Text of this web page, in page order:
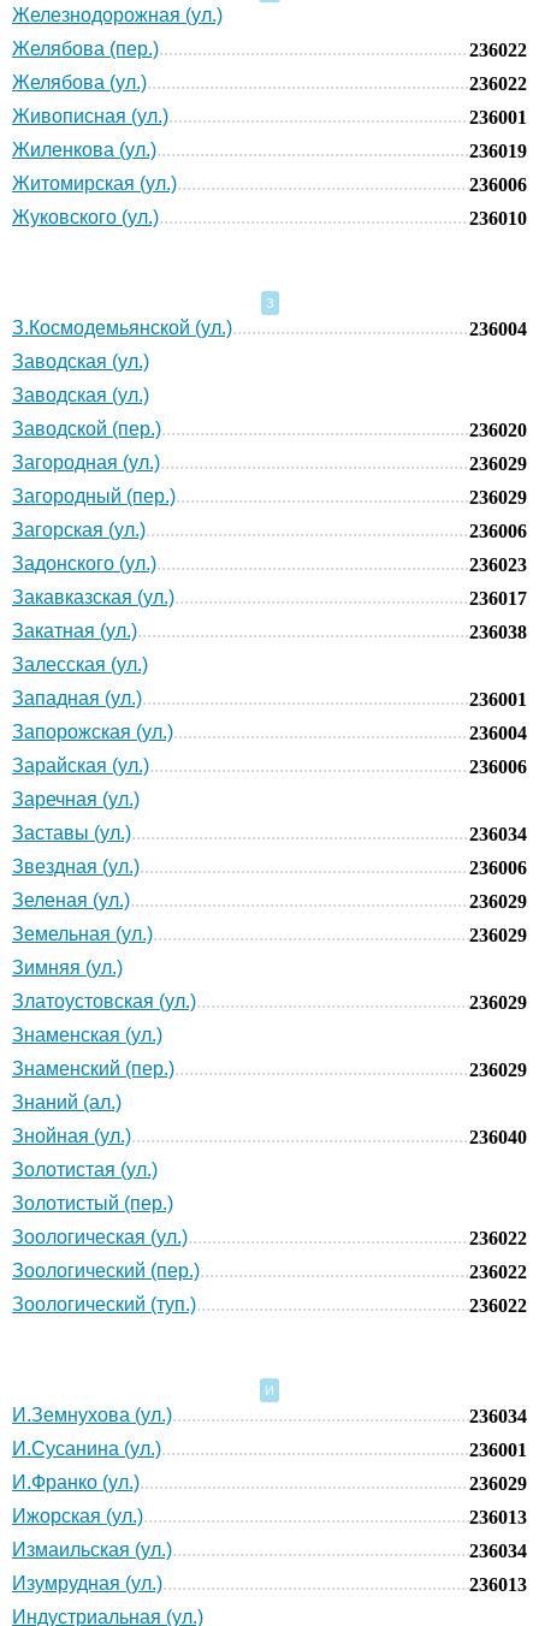
Железнодорожная (ул.)
Желябова (пер.)
236022
Желябова (ул.)
236022
Живописная (ул.)
236001
Жиленкова (ул.)
236019
Житомирская (ул.)
236006
Жуковского (ул.)
236010
З
З.Космодемьянской (ул.)
236004
Заводская (ул.)
Заводская (ул.)
Заводской (пер.)
236020
Загородная (ул.)
236029
Загородный (пер.)
236029
Загорская (ул.)
236006
Задонского (ул.)
236023
Закавказская (ул.)
236017
Закатная (ул.)
236038
Залесская (ул.)
Западная (ул.)
236001
Запорожская (ул.)
236004
Зарайская (ул.)
236006
Заречная (ул.)
Заставы (ул.)
236034
Звездная (ул.)
236006
Зеленая (ул.)
236029
Земельная (ул.)
236029
Зимняя (ул.)
Златоустовская (ул.)
236029
Знаменская (ул.)
Знаменский (пер.)
236029
Знаний (ал.)
Знойная (ул.)
236040
Золотистая (ул.)
Золотистый (пер.)
Зоологическая (ул.)
236022
Зоологический (пер.)
236022
Зоологический (туп.)
236022
И
И.Земнухова (ул.)
236034
И.Сусанина (ул.)
236001
И.Франко (ул.)
236029
Ижорская (ул.)
236013
Измаильская (ул.)
236034
Изумрудная (ул.)
236013
Индустриальная (ул.)